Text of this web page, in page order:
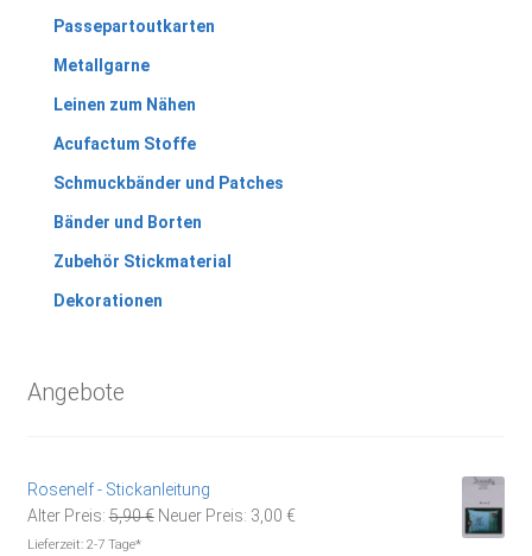
Passepartoutkarten
Metallgarne
Leinen zum Nähen
Acufactum Stoffe
Schmuckbänder und Patches
Bänder und Borten
Zubehör Stickmaterial
Dekorationen
Angebote
Rosenelf - Stickanleitung
Alter Preis: 5,90€ Ursprünglicher
Neuer Preis: 3,00 €Aktueller
Lieferzeit: 2-7 Tage*